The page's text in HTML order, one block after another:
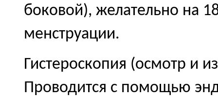
боковой), желательно на
менструации.
Гистероскопия (осмотр и
Проводится с помощью